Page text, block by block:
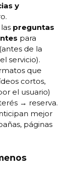
y
preguntas
para
de la
servicio).
que
cortos,
el usuario)
→ reserva.
mejor
páginas